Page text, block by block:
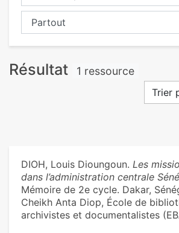
Chercher dans...
Résultat 1 ressource
Trier
DIOH, Louis Dioungoun. Les
dans l’administration centrale
Mémoire de 2e cycle. Dakar,
Cheikh Anta Diop, École de
archivistes et documentalistes